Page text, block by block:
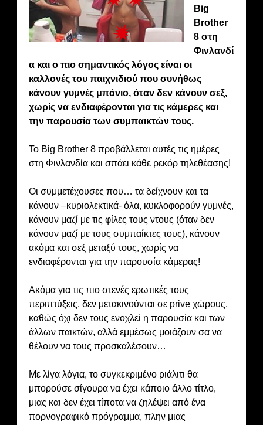
Big
Brother
8 στη
Φινλανδί
α και ο πιο σημαντικός λόγος είναι οι
καλλονές του παιχνιδιού που συνήθως
κάνουν γυμνές μπάνιο, όταν δεν κάνουν σεξ,
χωρίς να ενδιαφέρονται για τις κάμερες και
την παρουσία των συμπαικτών τους.
Το Big Brother 8 προβάλλεται αυτές τις ημέρες
στη Φινλανδία και σπάει κάθε ρεκόρ τηλεθέασης!
Οι συμμετέχουσες που… τα δείχνουν και τα
κάνουν –κυριολεκτικά- όλα, κυκλοφορούν γυμνές,
κάνουν μαζί με τις φίλες τους ντους (όταν δεν
κάνουν μαζί με τους συμπαίκτες τους), κάνουν
ακόμα και σεξ μεταξύ τους, χωρίς να
ενδιαφέρονται για την παρουσία κάμερας!
Ακόμα για τις πιο στενές ερωτικές τους
περιπτύξεις, δεν μετακινούνται σε prive χώρους,
καθώς όχι δεν τους ενοχλεί η παρουσία και των
άλλων παικτών, αλλά εμμέσως μοιάζουν σα να
θέλουν να τους προσκαλέσουν…
Με λίγα λόγια, το συγκεκριμένο ριάλιτι θα
μπορούσε σίγουρα να έχει κάποιο άλλο τίτλο,
μιας και δεν έχει τίποτα να ζηλέψει από ένα
πορνογραφικό πρόγραμμα, πλην μιας